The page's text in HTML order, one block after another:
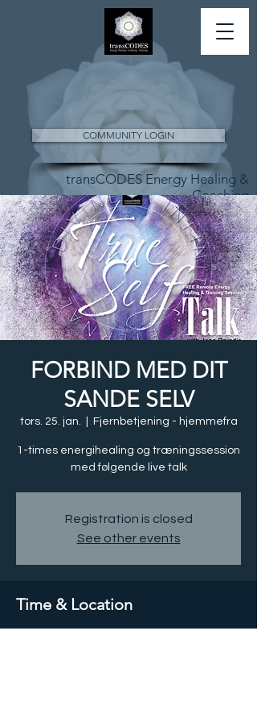
COMMUNITY LOGIN
transCODES Energy Healing &
Coaching
FORBIND MED DIT
SANDE SELV
tors. 25. jan. Fjernbetjening - hjemmefra
1-times energihealing og træningssession
med følgende live talk
Registration is closed
See other events
Time & Location